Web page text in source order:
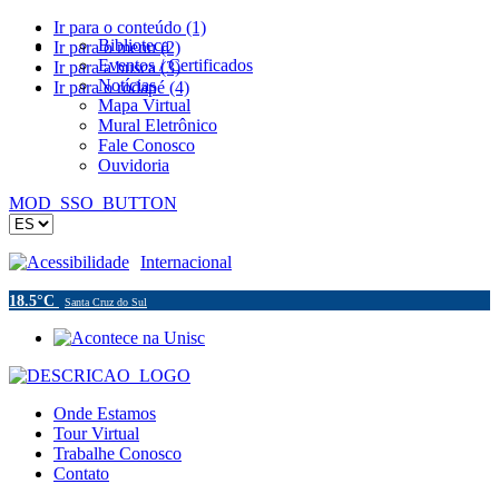
Ir para o conteúdo (1)
Ir para o menu (2)
Ir para a busca (3)
Ir para o rodapé (4)
Biblioteca
Eventos / Certificados
Notícias
Mapa Virtual
Mural Eletrônico
Fale Conosco
Ouvidoria
MOD_SSO_BUTTON
Acessibilidade Internacional
18.5°C Santa Cruz do Sul
Onde Estamos
Tour Virtual
Trabalhe Conosco
Contato